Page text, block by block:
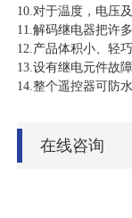
10.对于温度，电压
11.解码继电器把许
12.产品体积小、轻
13.设有继电元件故
14.整个遥控器可防
在线咨询